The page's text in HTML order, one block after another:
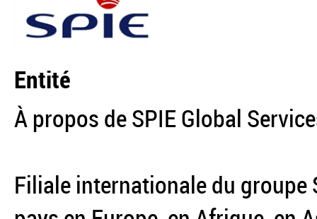
Entité
À propos de SPIE Global
Filiale internationale du groupe